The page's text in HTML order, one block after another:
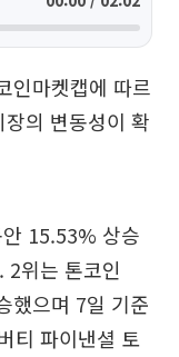
인마켓캡에 따르
의 변동성이 확
15.53% 상승
위는 톤코인
했으며 7일 기준
티 파이낸셜 토